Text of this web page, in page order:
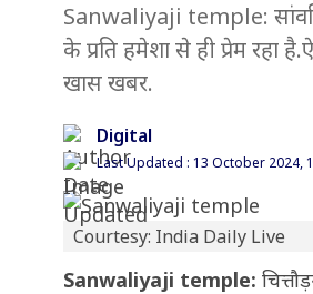
Sanwaliyaji temple:
के प्रति हमेशा से ही प्रेम रहा
खास खबर.
Digital
Last Updated : 13 October 2024,
Courtesy: India Daily Live
Sanwaliyaji temple: